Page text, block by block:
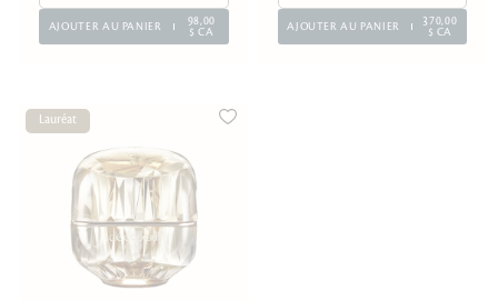
AJOUTER AU PANIER
98,00
$ CA
AJOUTER AU PANIER
370,00
$ CA
Lauréat